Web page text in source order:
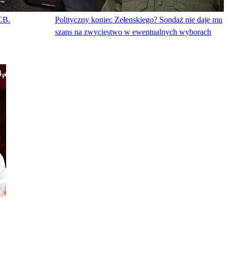
Polityczny koniec Zełenskiego? Sondaż nie daje mu
szans na zwycięstwo w ewentualnych wyborach